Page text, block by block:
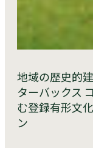
地域の歴史的
ターバックス
む登録有形文
ン